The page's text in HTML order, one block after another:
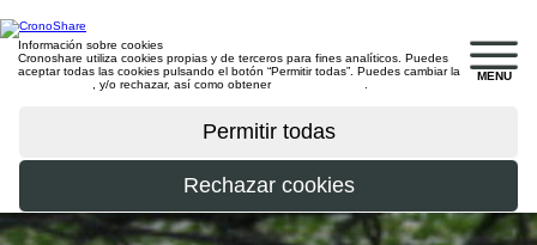
MENU
Información sobre cookies
Cronoshare utiliza cookies propias y de terceros para fines analíticos. Puedes
aceptar todas las cookies pulsando el botón “Permitir todas”. Puedes cambiar la
, y/o rechazar, así como obtener